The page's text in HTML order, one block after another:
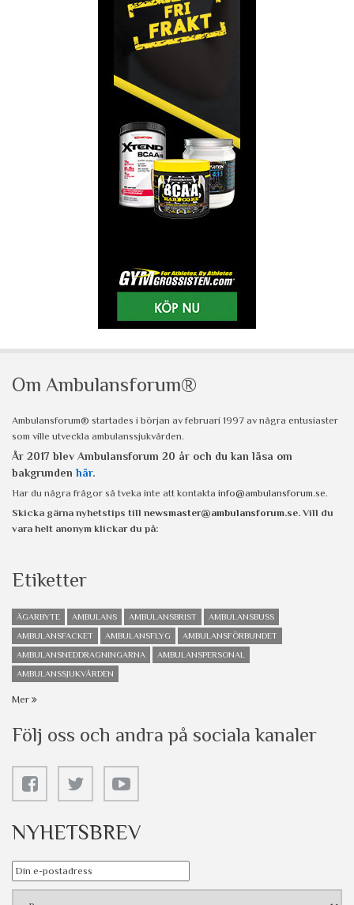
Om Ambulansforum®
Ambulansforum® startades i början av februari 1997 av några entusiaster
som ville utveckla ambulanssjukvården.
År 2017 blev Ambulansforum 20 år och du kan läsa om
bakgrunden här.
Har du några frågor så tveka inte att kontakta info@ambulansforum.se.
Skicka gärna nyhetstips till newsmaster@ambulansforum.se. Vill du
vara helt anonym klickar du på:
Etiketter
ÄGARBYTE AMBULANS AMBULANSBRIST
AMBULANSBUSS
AMBULANSFACKET
AMBULANSFLYG
AMBULANSFÖRBUNDET
AMBULANSNEDDRAGNINGARNA
AMBULANSPERSONAL
AMBULANSSJUKVÅRDEN
Mer
Följ oss och andra på sociala kanaler
NYHETSBREV